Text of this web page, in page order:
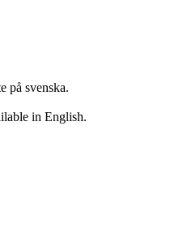
på svenska.
in English.